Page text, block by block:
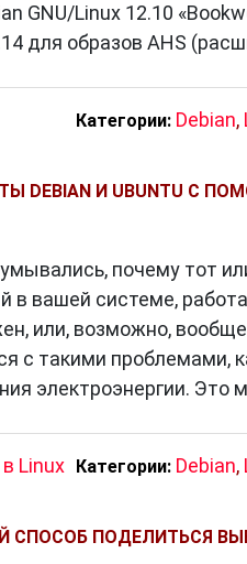
GNU/Linux 12.10
для образов AHS
Категории: Debian,
DEBIAN И UBUNTU C
почему тот
в вашей системе,
или, возможно,
с такими проблемами,
электроэнергии. Это
Linux Категории: Debian,
СПОСОБ ПОДЕЛИТЬСЯ